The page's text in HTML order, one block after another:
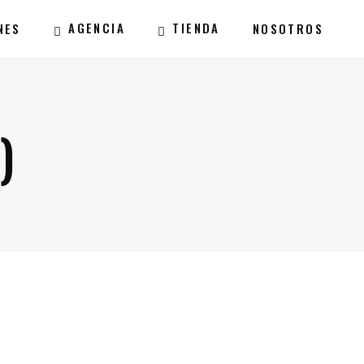
AGENCIA TIENDA NOSOTROS